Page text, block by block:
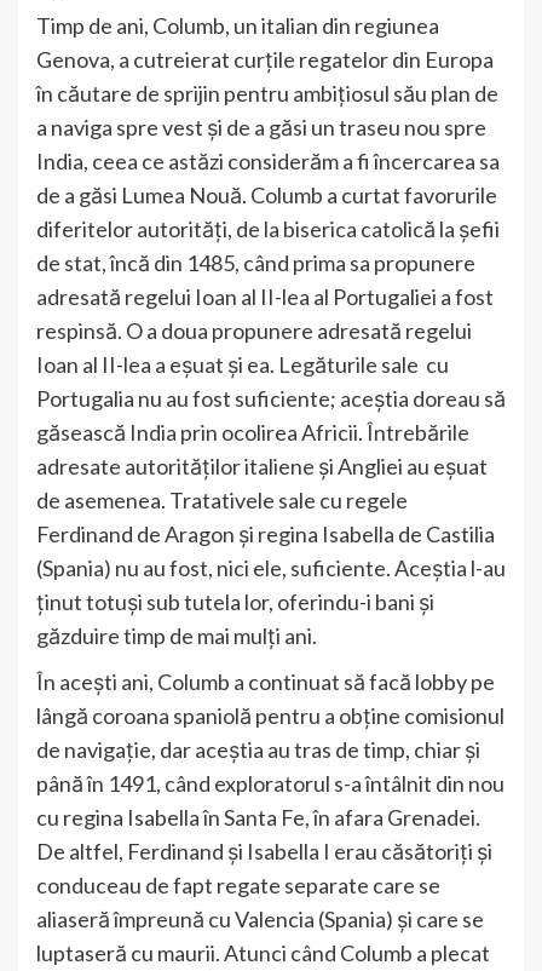
Timp de ani, Columb, un italian din regiunea
Genova, a cutreierat curțile regatelor din Europa
în căutare de sprijin pentru ambițiosul său plan de
a naviga spre vest și de a găsi un traseu nou spre
India, ceea ce astăzi considerăm a fi încercarea sa
de a găsi Lumea Nouă. Columb a curtat favorurile
diferitelor autorități, de la biserica catolică la șefii
de stat, încă din 1485, când prima sa propunere
adresată regelui Ioan al II-lea al Portugaliei a fost
respinsă. O a doua propunere adresată regelui
Ioan al II-lea a eșuat și ea. Legăturile sale cu
Portugalia nu au fost suficiente; aceștia doreau să
găsească India prin ocolirea Africii. Întrebările
adresate autorităților italiene și Angliei au eșuat
de asemenea. Tratativele sale cu regele
Ferdinand de Aragon și regina Isabella de Castilia
(Spania) nu au fost, nici ele, suficiente. Aceștia l-au
ținut totuși sub tutela lor, oferindu-i bani și
găzduire timp de mai mulți ani.
În acești ani, Columb a continuat să facă lobby pe
lângă coroana spaniolă pentru a obține comisionul
de navigație, dar aceștia au tras de timp, chiar și
până în 1491, când exploratorul s-a întâlnit din nou
cu regina Isabella în Santa Fe, în afara Grenadei.
De altfel, Ferdinand și Isabella I erau căsătoriți și
conduceau de fapt regate separate care se
aliaseră împreună cu Valencia (Spania) și care se
luptaseră cu maurii. Atunci când Columb a plecat